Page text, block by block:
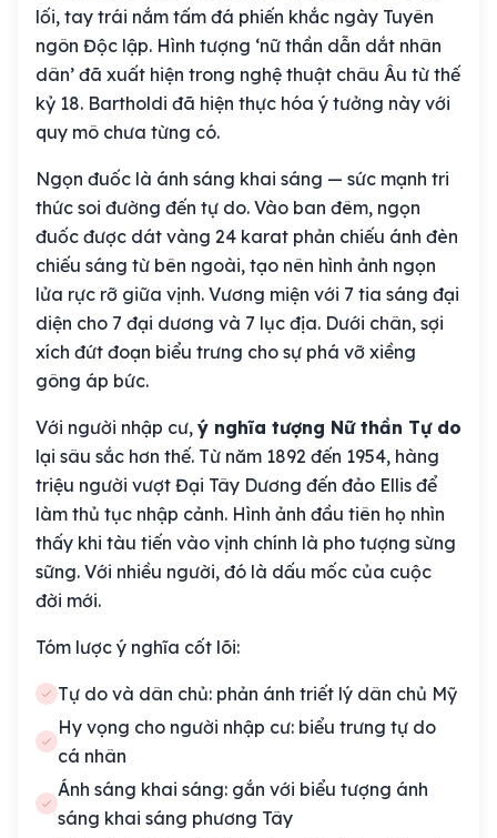
lối, tay trái nắm tấm đá phiến khắc ngày Tuyên
ngôn Độc lập. Hình tượng ‘nữ thần dẫn dắt nhân
dân’ đã xuất hiện trong nghệ thuật châu Âu từ thế
kỷ 18. Bartholdi đã hiện thực hóa ý tưởng này với
quy mô chưa từng có.
Ngọn đuốc là ánh sáng khai sáng — sức mạnh tri
thức soi đường đến tự do. Vào ban đêm, ngọn
đuốc được dát vàng 24 karat phản chiếu ánh đèn
chiếu sáng từ bên ngoài, tạo nên hình ảnh ngọn
lửa rực rỡ giữa vịnh. Vương miện với 7 tia sáng đại
diện cho 7 đại dương và 7 lục địa. Dưới chân, sợi
xích đứt đoạn biểu trưng cho sự phá vỡ xiềng
gông áp bức.
Với người nhập cư, ý nghĩa tượng Nữ thần Tự do
lại sâu sắc hơn thế. Từ năm 1892 đến 1954, hàng
triệu người vượt Đại Tây Dương đến đảo Ellis để
làm thủ tục nhập cảnh. Hình ảnh đầu tiên họ nhìn
thấy khi tàu tiến vào vịnh chính là pho tượng sừng
sững. Với nhiều người, đó là dấu mốc của cuộc
đời mới.
Tóm lược ý nghĩa cốt lõi:
Tự do và dân chủ: phản ánh triết lý dân chủ Mỹ
Hy vọng cho người nhập cư: biểu trưng tự do
cá nhân
Ánh sáng khai sáng: gắn với biểu tượng ánh
sáng khai sáng phương Tây